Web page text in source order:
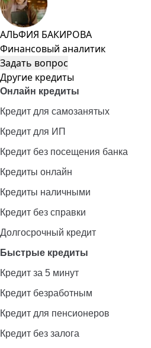
АЛЬФИЯ БАКИРОВА
Финансовый аналитик
Задать вопрос
Другие кредиты
Онлайн кредиты
Кредит для самозанятых
Кредит для ИП
Кредит без посещения банка
Кредиты онлайн
Кредиты наличными
Кредит без справки
Долгосрочный кредит
Быстрые кредиты
Кредит за 5 минут
Кредит безработным
Кредит для пенсионеров
Кредит без залога